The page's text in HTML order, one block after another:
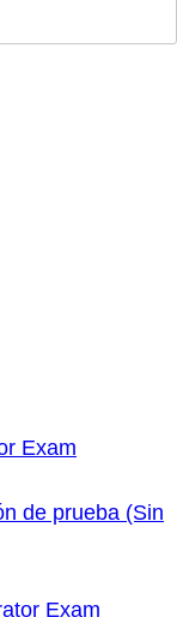
Exam
de prueba (Sin
Exam